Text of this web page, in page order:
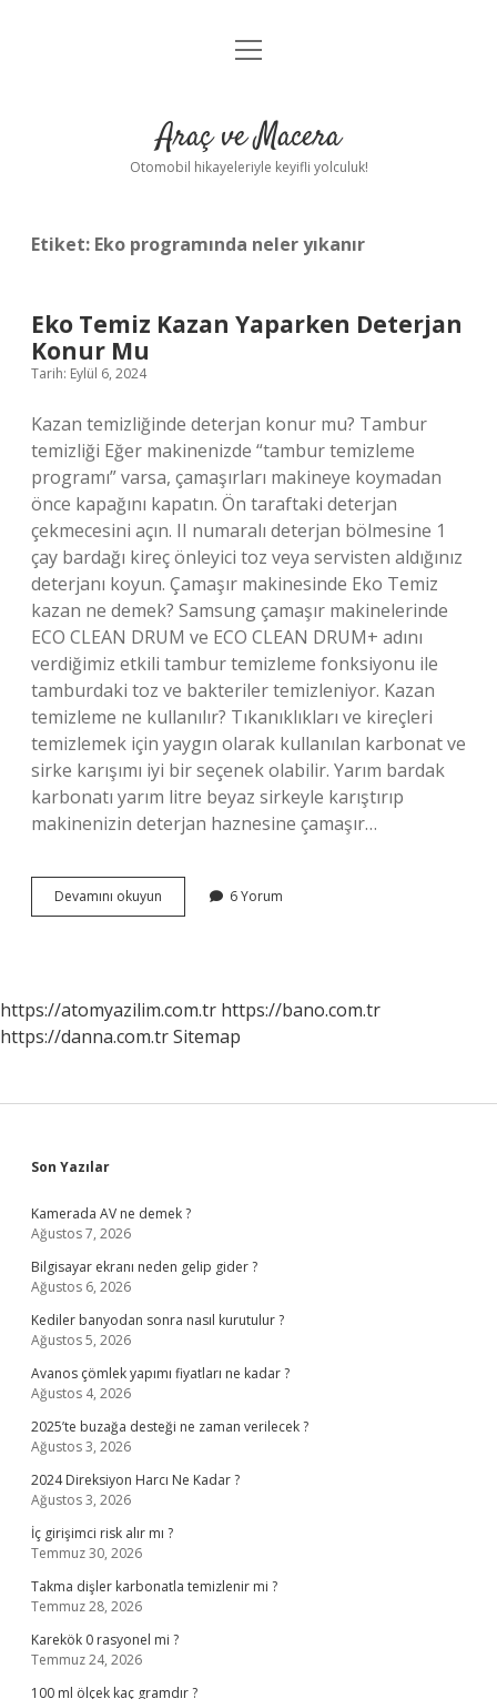
Anasayfa
Yasal Uyarı
menüyü
Araç ve Macera
Otomobil hikayeleriyle keyifli yolculuk!
Etiket: Eko programında neler yıkanır
Eko Temiz Kazan Yaparken Deterjan
Konur Mu
Tarih: Eylül 6, 2024
Kazan temizliğinde deterjan konur mu? Tambur
temizliği Eğer makinenizde “tambur temizleme
programı” varsa, çamaşırları makineye koymadan
önce kapağını kapatın. Ön taraftaki deterjan
çekmecesini açın. II numaralı deterjan bölmesine 1
çay bardağı kireç önleyici toz veya servisten aldığınız
deterjanı koyun. Çamaşır makinesinde Eko Temiz
kazan ne demek? Samsung çamaşır makinelerinde
ECO CLEAN DRUM ve ECO CLEAN DRUM+ adını
verdiğimiz etkili tambur temizleme fonksiyonu ile
tamburdaki toz ve bakteriler temizleniyor. Kazan
temizleme ne kullanılır? Tıkanıklıkları ve kireçleri
temizlemek için yaygın olarak kullanılan karbonat ve
sirke karışımı iyi bir seçenek olabilir. Yarım bardak
karbonatı yarım litre beyaz sirkeyle karıştırıp
makinenizin deterjan haznesine çamaşır…
Devamını okuyun
Temiz
Mu
6 Yorum
https://atomyazilim.com.tr https://bano.com.tr
https://danna.com.trSitemap
Sidebar
Son Yazılar
Kamerada AV ne demek ?
Ağustos 7, 2026
Bilgisayar ekranı neden gelip gider ?
Ağustos 6, 2026
Kediler banyodan sonra nasıl kurutulur ?
Ağustos 5, 2026
Avanos çömlek yapımı fiyatları ne kadar ?
Ağustos 4, 2026
2025’te buzağa desteği ne zaman verilecek ?
Ağustos 3, 2026
2024 Direksiyon Harcı Ne Kadar ?
Ağustos 3, 2026
İç girişimci risk alır mı ?
Temmuz 30, 2026
Takma dişler karbonatla temizlenir mi ?
Temmuz 28, 2026
Karekök 0 rasyonel mi ?
Temmuz 24, 2026
100 ml ölçek kaç gramdır ?